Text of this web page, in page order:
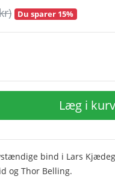
Du sparer 15%
Læg i kurv
bind i Lars
og Thor Belling.